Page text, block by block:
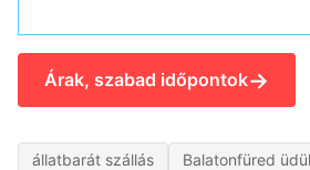
Árak, szabad időpontok→
állatbarát szállás
Balatonfüred